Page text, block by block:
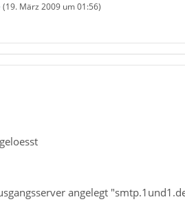
(19. März 2009 um 01:56)
angelegt